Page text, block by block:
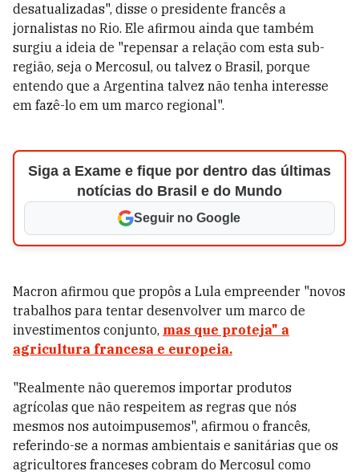
desatualizadas", disse o presidente francês a
jornalistas no Rio. Ele afirmou ainda que também
surgiu a ideia de "repensar a relação com esta sub-
região, seja o Mercosul, ou talvez o Brasil, porque
entendo que a Argentina talvez não tenha interesse
em fazê-lo em um marco regional".
Siga a Exame e fique por dentro das últimas
notícias do Brasil e do Mundo
Seguir no Google
Macron afirmou que propôs a Lula empreender "novos
trabalhos para tentar desenvolver um marco de
investimentos conjunto, mas que proteja" a
agricultura francesa e europeia.
"Realmente não queremos importar produtos
agrícolas que não respeitem as regras que nós
mesmos nos autoimpusemos", afirmou o francês,
referindo-se a normas ambientais e sanitárias que os
agricultores franceses cobram do Mercosul como